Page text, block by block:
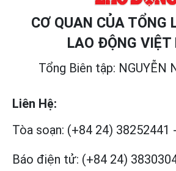
CƠ QUAN CỦA TỔNG
LAO ĐỘNG VIỆT
Tổng Biên tập: NGUYỄN
Liên Hệ:
Tòa soạn: (+84 24) 38252441 -
Báo điện tử: (+84 24)